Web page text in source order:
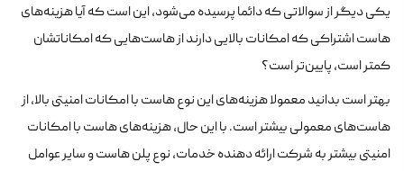
یکی دیگر از سوالاتی که دائما پرسیده می‌شود، این است که آیا هزینه‌های
هاست اشتراکی که امکانات بالایی دارند از هاست‌هایی که امکاناتشان
کمتر است، پایین‌تر است؟
بهتر است بدانید معمولا هزینه‌های این نوع هاست با امکانات امنیتی بالا، از
هاست‌های معمولی بیشتر است. با این حال، هزینه‌های هاست با امکانات
امنیتی بیشتر به شرکت ارائه دهنده خدمات، نوع پلن هاست و سایر عوامل